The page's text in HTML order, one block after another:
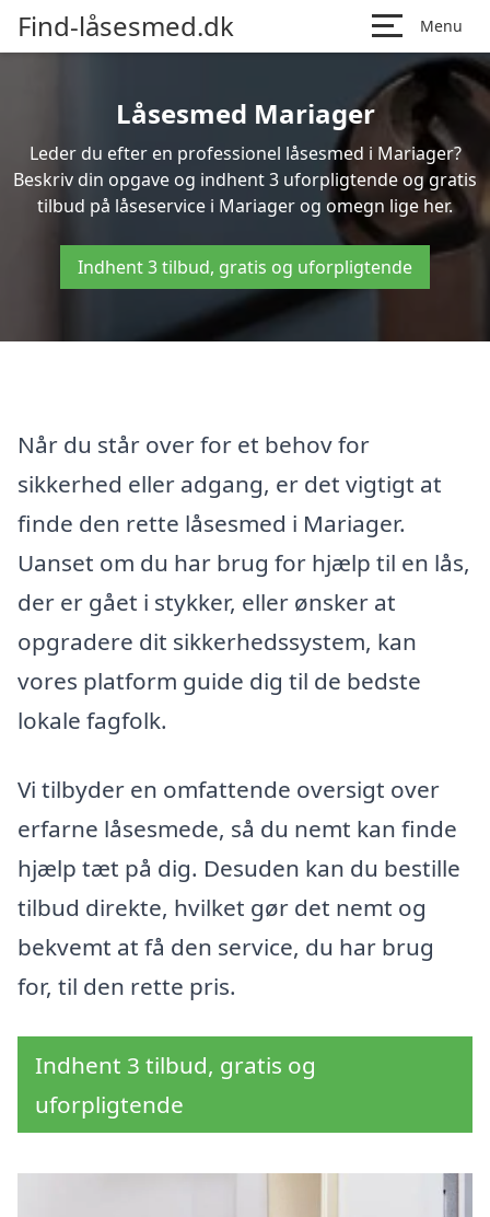
Find-låsesmed.dk Menu
Låsesmed Mariager
Leder du efter en professionel låsesmed i Mariager?
Beskriv din opgave og indhent 3 uforpligtende og gratis
tilbud på låseservice i Mariager og omegn lige her.
Indhent 3 tilbud, gratis og uforpligtende
Når du står over for et behov for
sikkerhed eller adgang, er det vigtigt at
finde den rette låsesmed i Mariager.
Uanset om du har brug for hjælp til en lås,
der er gået i stykker, eller ønsker at
opgradere dit sikkerhedssystem, kan
vores platform guide dig til de bedste
lokale fagfolk.
Vi tilbyder en omfattende oversigt over
erfarne låsesmede, så du nemt kan finde
hjælp tæt på dig. Desuden kan du bestille
tilbud direkte, hvilket gør det nemt og
bekvemt at få den service, du har brug
for, til den rette pris.
Indhent 3 tilbud, gratis og
uforpligtende